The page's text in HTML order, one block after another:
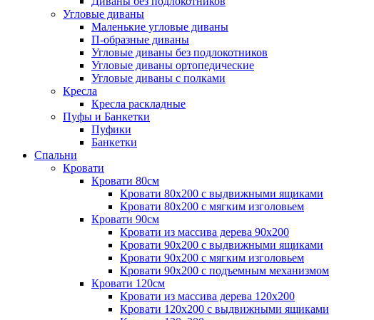
Угловые диваны
Маленькие угловые диваны
П-образные диваны
Угловые диваны без подлокотников
Угловые диваны ортопедические
Угловые диваны с полками
Кресла
Кресла раскладные
Пуфы и Банкетки
Пуфики
Банкетки
Спальни
Кровати
Кровати 80см
Кровати 80х200 с выдвижными ящиками
Кровати 80х200 с мягким изголовьем
Кровати 90см
Кровати из массива дерева 90х200
Кровати 90х200 с выдвижными ящиками
Кровати 90х200 с мягким изголовьем
Кровати 90х200 с подъемным механизмом
Кровати 120см
Кровати из массива дерева 120х200
Кровати 120х200 с выдвижными ящиками